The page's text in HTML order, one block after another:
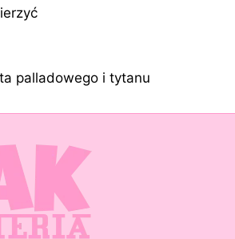
palladowego i tytanu